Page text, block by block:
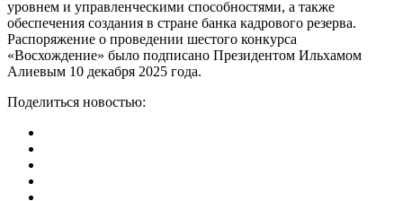
уровнем и управленческими способностями, а также
обеспечения создания в стране банка кадрового резерва.
Распоряжение о проведении шестого конкурса
«Восхождение» было подписано Президентом Ильхамом
Алиевым 10 декабря 2025 года.
Поделиться новостью: